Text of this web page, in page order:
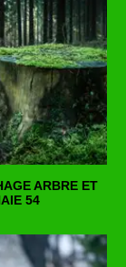
ARBRE ET
54